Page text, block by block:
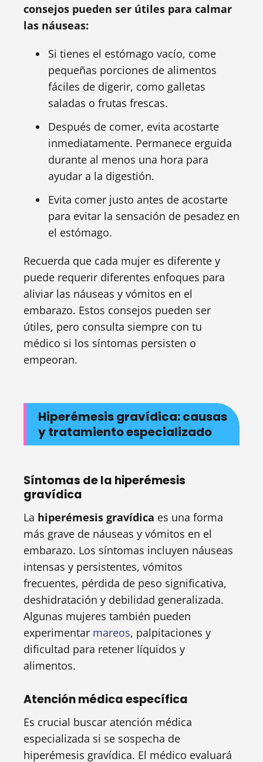
consejos pueden ser útiles para calmar
las náuseas:
Si tienes el estómago vacío, come
pequeñas porciones de alimentos
fáciles de digerir, como galletas
saladas o frutas frescas.
Después de comer, evita acostarte
inmediatamente. Permanece erguida
durante al menos una hora para
ayudar a la digestión.
Evita comer justo antes de acostarte
para evitar la sensación de pesadez en
el estómago.
Recuerda que cada mujer es diferente y
puede requerir diferentes enfoques para
aliviar las náuseas y vómitos en el
embarazo. Estos consejos pueden ser
útiles, pero consulta siempre con tu
médico si los síntomas persisten o
empeoran.
Hiperémesis gravídica: causas
y tratamiento especializado
Síntomas de la hiperémesis
gravídica
La hiperémesis gravídica es una forma
más grave de náuseas y vómitos en el
embarazo. Los síntomas incluyen náuseas
intensas y persistentes, vómitos
frecuentes, pérdida de peso significativa,
deshidratación y debilidad generalizada.
Algunas mujeres también pueden
experimentar mareos, palpitaciones y
dificultad para retener líquidos y
alimentos.
Atención médica específica
Es crucial buscar atención médica
especializada si se sospecha de
hiperémesis gravídica. El médico evaluará